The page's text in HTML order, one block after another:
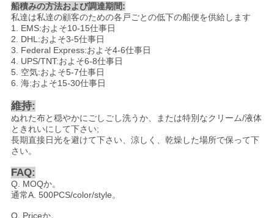
船積みの方法および調達期間:
私達は私達の顧客のための各戸ごとの低下の船便を供給します
1. EMS:およそ10-15仕事日
2. DHL:およそ3-5仕事日
3. Federal Express:およそ4-6仕事日
4. UPS/TNT:およそ6-8仕事日
5. 空気:およそ5-7仕事日
6. 海:およそ15-30仕事日
維持:
ぬれた布と穏やかにごしごし洗うか、または特別なクリーム/液体
ときれいにして下さい;
長期直接日光を避けて下さい、涼しく、乾燥した場所で保って下
さい。
FAQ:
Q. MOQか。
通常A. 500PCS/color/style。
Q. Priceか。